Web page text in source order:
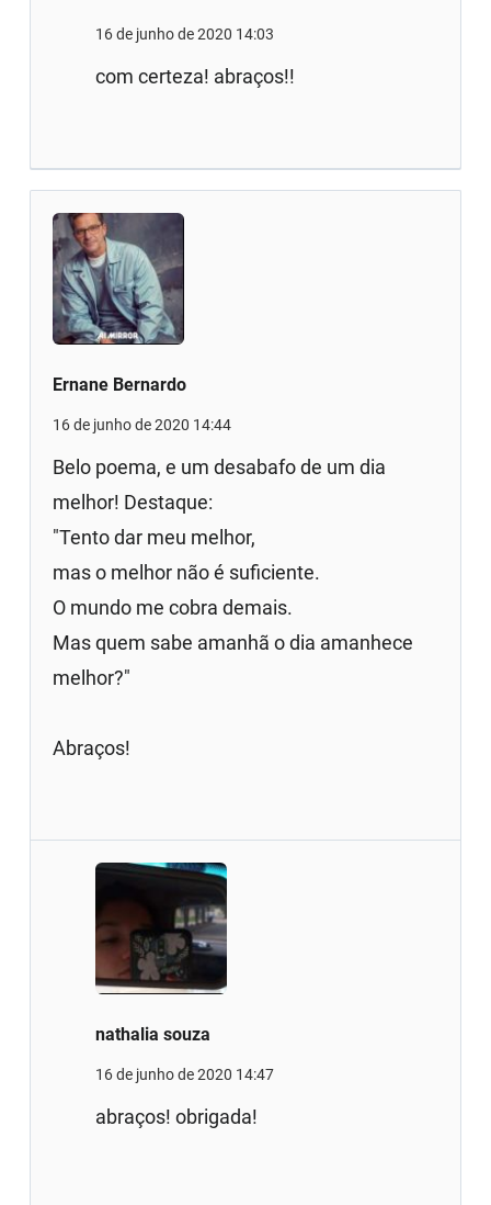
16 de junho de 2020 14:03
com certeza! abraços!!
Ernane Bernardo
16 de junho de 2020 14:44
Belo poema, e um desabafo de um dia
melhor! Destaque:
"Tento dar meu melhor,
mas o melhor não é suficiente.
O mundo me cobra demais.
Mas quem sabe amanhã o dia amanhece
melhor?"
Abraços!
nathalia souza
16 de junho de 2020 14:47
abraços! obrigada!